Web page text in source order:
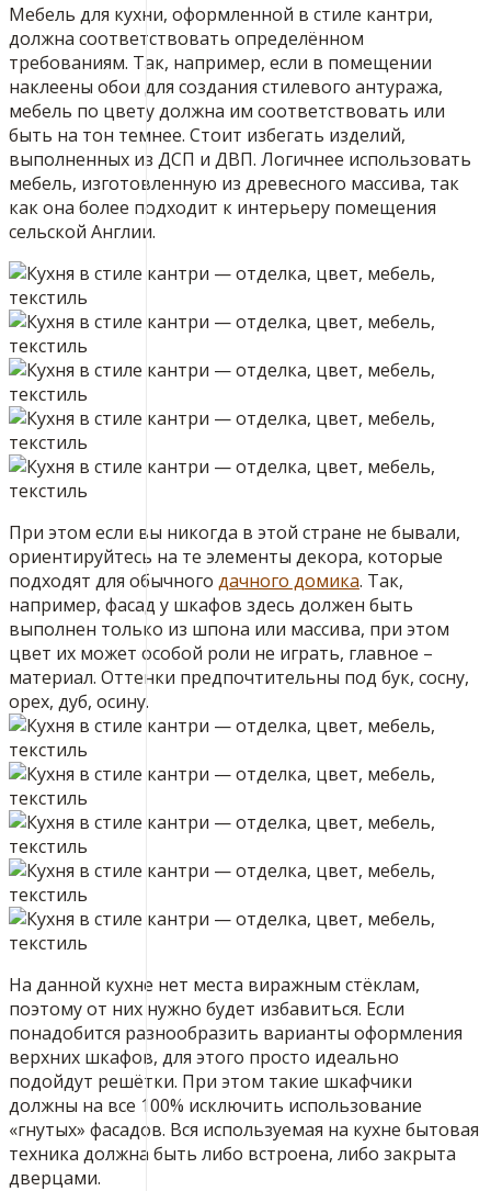
Мебель для кухни, оформленной в стиле кантри,
должна соответствовать определённом
требованиям. Так, например, если в помещении
наклеены обои для создания стилевого антуража,
мебель по цвету должна им соответствовать или
быть на тон темнее. Стоит избегать изделий,
выполненных из ДСП и ДВП. Логичнее использовать
мебель, изготовленную из древесного массива, так
как она более подходит к интерьеру помещения
сельской Англии.
При этом если вы никогда в этой стране не бывали,
ориентируйтесь на те элементы декора, которые
подходят для обычного дачного домика. Так,
например, фасад у шкафов здесь должен быть
выполнен только из шпона или массива, при этом
цвет их может особой роли не играть, главное –
материал. Оттенки предпочтительны под бук, сосну,
орех, дуб, осину.
На данной кухне нет места виражным стёклам,
поэтому от них нужно будет избавиться. Если
понадобится разнообразить варианты оформления
верхних шкафов, для этого просто идеально
подойдут решётки. При этом такие шкафчики
должны на все 100% исключить использование
«гнутых» фасадов. Вся используемая на кухне бытовая
техника должна быть либо встроена, либо закрыта
дверцами.